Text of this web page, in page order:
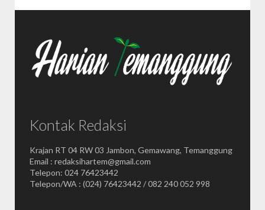
Kontak Redaksi
Krajan RT 04 RW 03 Jambon, Gemawang, Temanggung
Email : redaksihartem@gmail.com
Telepon: 024 76423442
Telepon/WA : (024) 76423442 / 082 240 052 998